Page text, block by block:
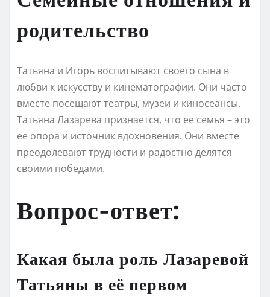
родительство
Татьяна и Игорь воспитывают своего сына в
любви к искусству и кинематографии. Они часто
вместе посещают театры, музеи и киносеансы.
Татьяна Лазарева признается, что ее семья – это
ее опора и источник вдохновения. Они вместе
преодолевают трудности и радостно делятся
своими победами.
Вопрос-ответ:
Какая была роль Лазаревой
Татьяны в её первом